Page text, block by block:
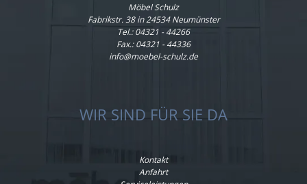
Möbel Schulz
Fabrikstr. 38 in 24534 Neumünster
Tel.:04321 - 44266
Fax.: 04321 - 44336
info@moebel-schulz.de
WIR SIND FÜR SIE DA
Kontakt
Anfahrt